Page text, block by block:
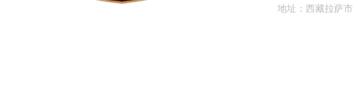
地址：西藏拉萨